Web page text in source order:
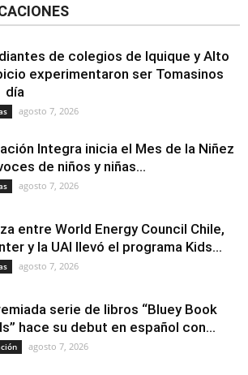
de colegios de Iquique y Alto
experimentaron ser Tomasinos
día
agosto 7, 2026
Integra inicia el Mes de la Niñez
de niños y niñas...
agosto 7, 2026
entre World Energy Council Chile,
y la UAI llevó el programa Kids...
agosto 7, 2026
serie de libros “Bluey Book
hace su debut en español con...
agosto 7, 2026